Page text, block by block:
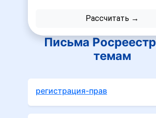
Рассчитать →
Письма
темам
регистрация-прав